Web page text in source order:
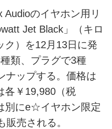
のイヤホン用リ
Jet Black」（キロ
ク）を12月13日に発
類、プラグで3種
ナップする。価格は
各￥19,980（税
別にe☆イヤホン限定
販売される。